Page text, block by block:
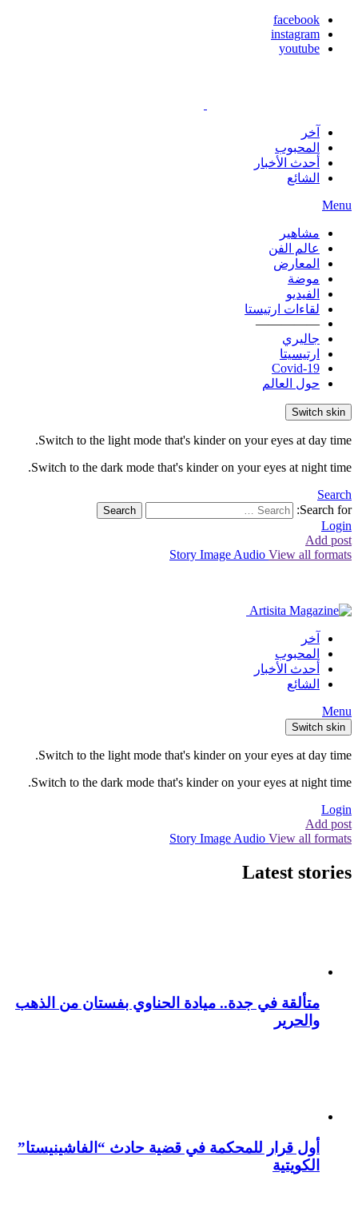
facebook
instagram
youtube
آخر
المحبوب
أحدث الأخبار
الشائع
Menu
مشاهير
عالم الفن
المعارض
موضة
الفيديو
لقاءات ارتيستا
—————
جاليري
ارتيسيتا
Covid-19
حول العالم
Switch skin
Switch to the light mode that's kinder on your eyes at day time.
Switch to the dark mode that's kinder on your eyes at night time.
Search
Search for:
Search
Login
Add post
Story Image Audio View all formats
آخر
المحبوب
أحدث الأخبار
الشائع
Menu
Switch skin
Switch to the light mode that's kinder on your eyes at day time.
Switch to the dark mode that's kinder on your eyes at night time.
Login
Add post
Story Image Audio View all formats
Latest stories
متألقة في جدة.. ميادة الحناوي بفستان من الذهب
والحرير
أول قرار للمحكمة في قضية حادث “الفاشينيستا”
الكويتية